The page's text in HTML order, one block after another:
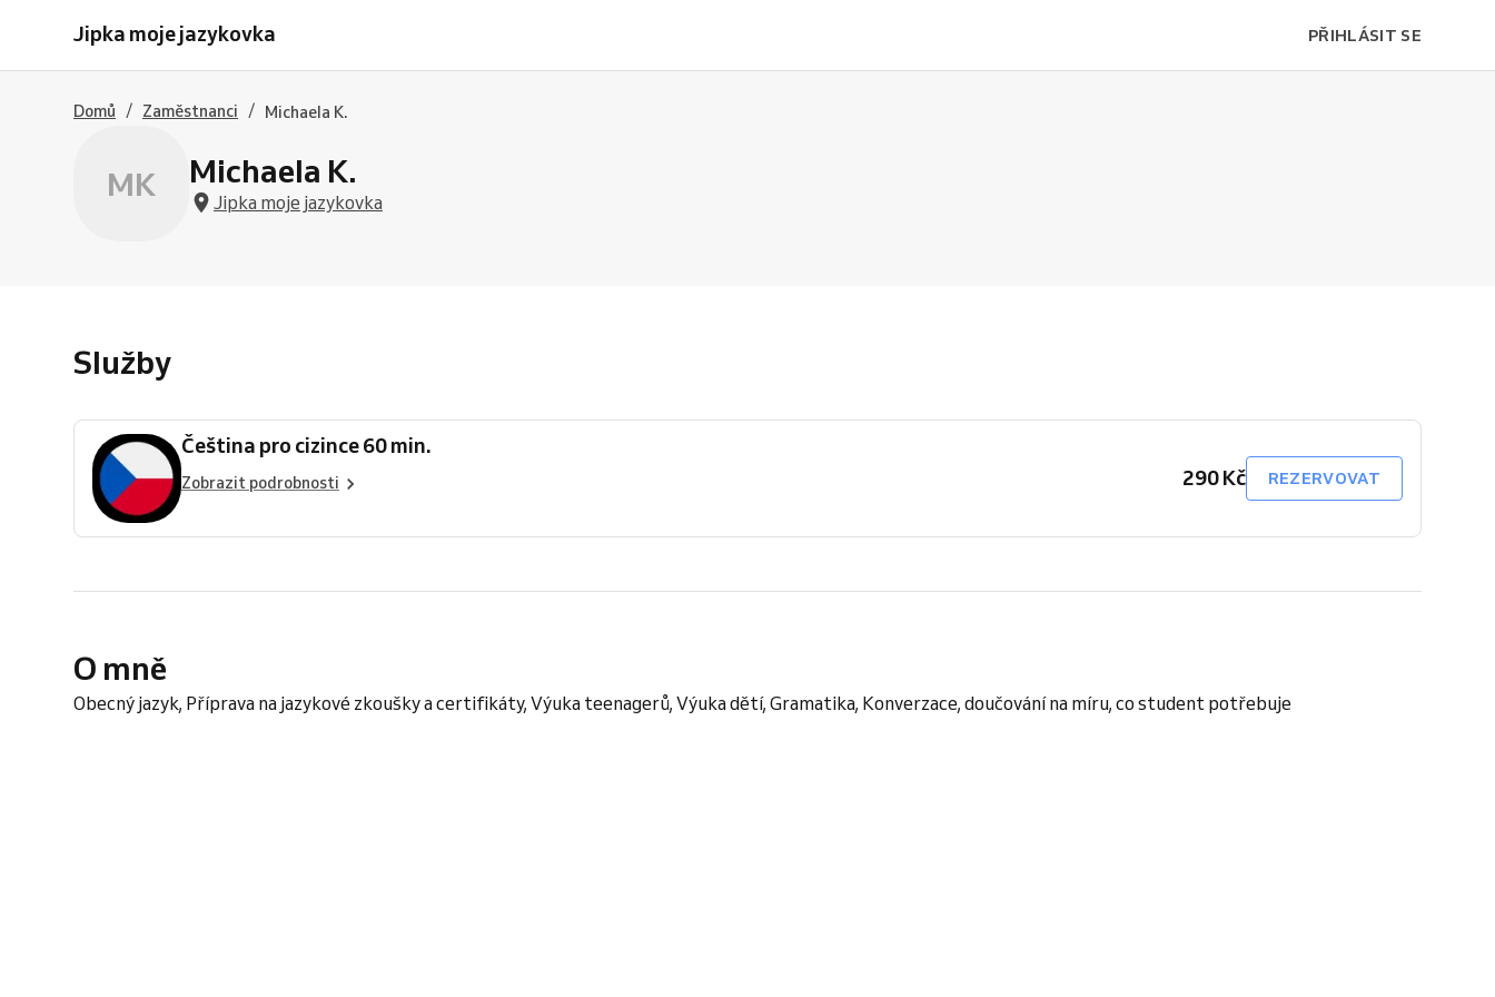
Jipka moje jazykovka PŘIHLÁSIT SE
Domů / Zaměstnanci / Michaela K.
MK Michaela K.
Jipka moje jazykovka
Služby
cizince
Čeština pro cizince 60 min.
Zobrazit podrobnosti 290 Kč REZERVOVAT
O mně
Obecný jazyk, Příprava na jazykové zkoušky a certifikáty, Výuka teenagerů, Výuka dětí, Gramatika, Konverzace, doučování na míru, co student potřebuje